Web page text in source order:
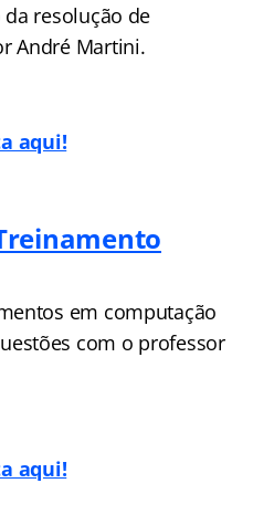
resolução de
André Martini.
aqui!
em computação
com o professor
aqui!